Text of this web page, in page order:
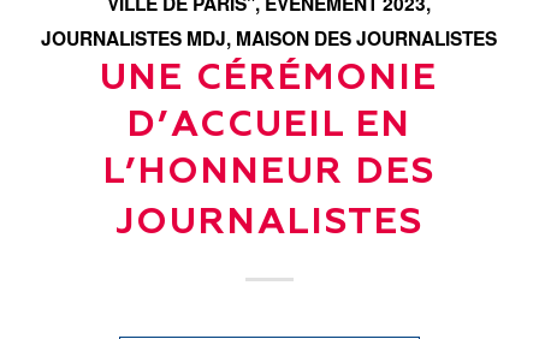
JOURNALISTES MDJ, MAISON DES JOURNALISTES
UNE CÉRÉMONIE
D’ACCUEIL EN
L’HONNEUR DES
JOURNALISTES